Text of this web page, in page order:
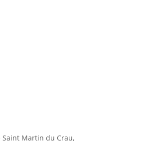
Martin du Crau,